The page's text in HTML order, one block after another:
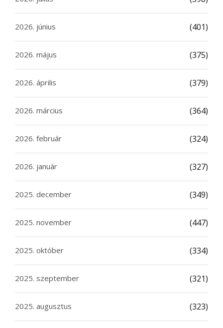
2026. június (401)
2026. május (375)
2026. április (379)
2026. március (364)
2026. február (324)
2026. január (327)
2025. december (349)
2025. november (447)
2025. október (334)
2025. szeptember (321)
2025. augusztus (323)